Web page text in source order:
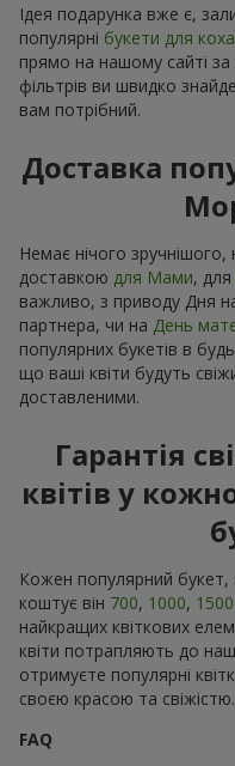
Ідея подарунка вже є,
популярні букети для
прямо на нашому сайті за
фільтрів ви швидко
вам потрібний.
Доставка
Немає нічого
доставкою для Мами, для
важливо, з приводу Дня
партнера, чи на День
популярних букетів в
що ваші квіти будуть
доставленими.
Гарантія
квітів у
Кожен популярний
коштує він 700, 1000,
найкращих квіткових
квіти потрапляють до
отримуєте популярні
своєю красою та свіжістю.
FAQ